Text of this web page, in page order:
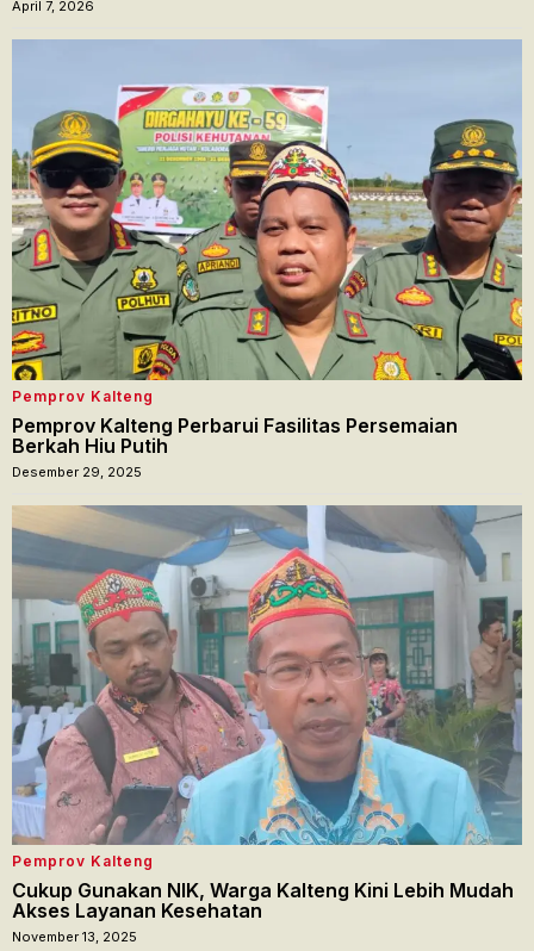
April 7, 2026
Pemprov Kalteng
Pemprov Kalteng Perbarui Fasilitas Persemaian
Berkah Hiu Putih
Desember 29, 2025
Pemprov Kalteng
Cukup Gunakan NIK, Warga Kalteng Kini Lebih Mudah
Akses Layanan Kesehatan
November 13, 2025